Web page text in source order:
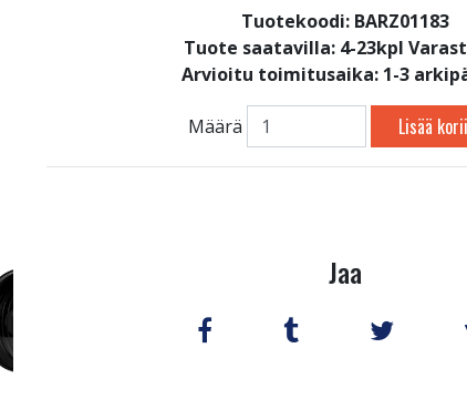
Tuotekoodi: BARZ01183
Tuote saatavilla: 4-23kpl
Arvioitu toimitusaika: 1-3
Määrä Lisää
Jaa